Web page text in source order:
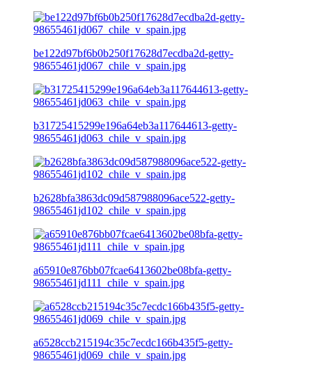
be122d97bf6b0b250f17628d7ecdba2d-getty-
98655461jd067_chile_v_spain.jpg
b31725415299e196a64eb3a117644613-getty-
98655461jd063_chile_v_spain.jpg
b2628bfa3863dc09d587988096ace522-getty-
98655461jd102_chile_v_spain.jpg
a65910e876bb07fcae6413602be08bfa-getty-
98655461jd111_chile_v_spain.jpg
a6528ccb215194c35c7ecdc166b435f5-getty-
98655461jd069_chile_v_spain.jpg